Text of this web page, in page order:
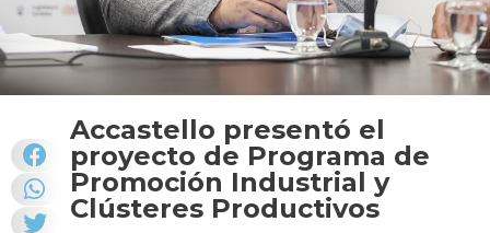
Accastello presentó el
proyecto de Programa de
Promoción Industrial y
Clústeres Productivos